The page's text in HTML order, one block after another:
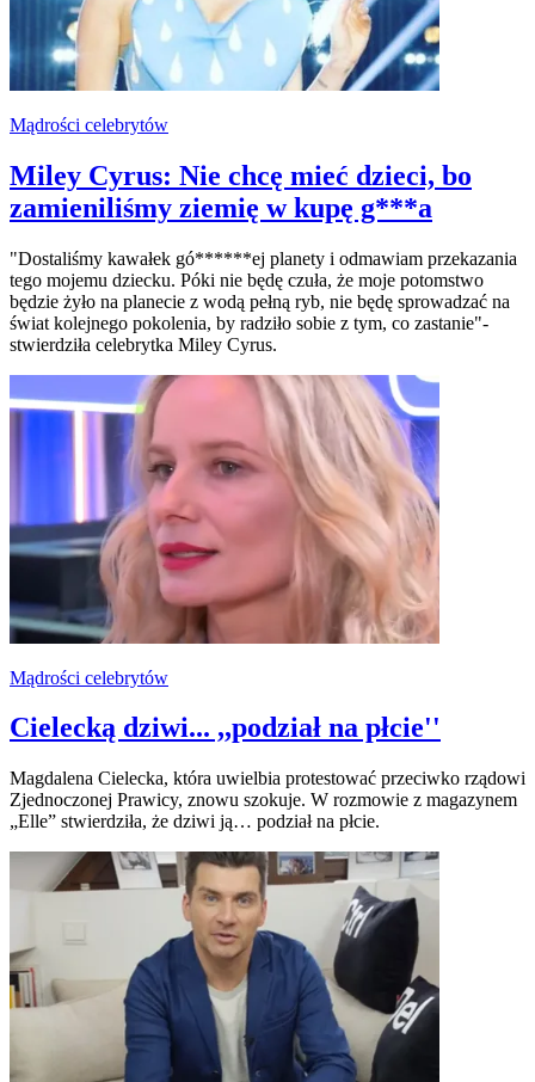
Mądrości celebrytów
Miley Cyrus: Nie chcę mieć dzieci, bo
zamieniliśmy ziemię w kupę g***a
"Dostaliśmy kawałek gó******ej planety i odmawiam przekazania
tego mojemu dziecku. Póki nie będę czuła, że moje potomstwo
będzie żyło na planecie z wodą pełną ryb, nie będę sprowadzać na
świat kolejnego pokolenia, by radziło sobie z tym, co zastanie"-
stwierdziła celebrytka Miley Cyrus.
Mądrości celebrytów
Cielecką dziwi... ,,podział na płcie''
Magdalena Cielecka, która uwielbia protestować przeciwko rządowi
Zjednoczonej Prawicy, znowu szokuje. W rozmowie z magazynem
„Elle” stwierdziła, że dziwi ją… podział na płcie.